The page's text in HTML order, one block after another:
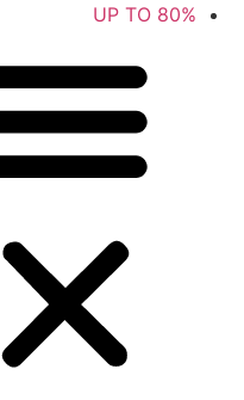
UP TO 80%